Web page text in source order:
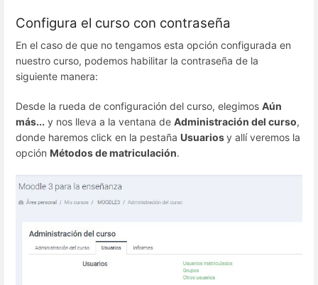
Configura el curso con contraseña
En el caso de que no tengamos esta opción configurada en
nuestro curso, podemos habilitar la contraseña de la
siguiente manera:
Desde la rueda de configuración del curso, elegimos Aún
más... y nos lleva a la ventana de Administración del curso,
donde haremos click en la pestaña Usuariosy allí veremos la
opción Métodos de matriculación.